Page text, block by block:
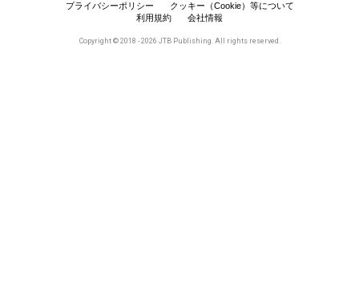
プライバシーポリシー
クッキー（Cookie）等について
利用規約
会社情報
Copyright © 2018 - 2026 JTB Publishing. All rights reserved.